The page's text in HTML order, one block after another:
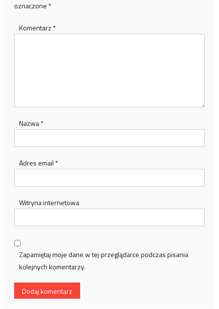
oznaczone *
Komentarz *
Nazwa*
Adres email *
Witryna internetowa
Zapamiętaj moje dane w tej przeglądarce podczas pisania
kolejnych komentarzy.